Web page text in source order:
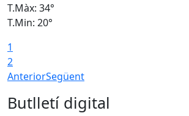
T.Màx: 34°
T.Min: 20°
1
2
AnteriorSegüent
Butlletí digital